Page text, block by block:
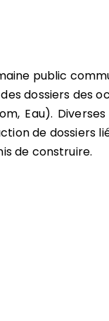
public
dossiers des
Eau).
de dossiers
de construire.